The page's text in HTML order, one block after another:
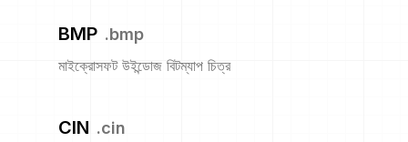
BMP .bmp
মাইক্রোসফট উইন্ডোজ বিটম্যাপ চিত্র
CIN .cin